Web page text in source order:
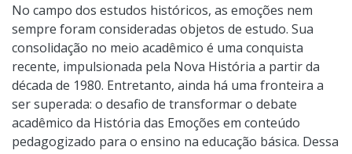
No campo dos estudos históricos, as emoções nem
sempre foram consideradas objetos de estudo. Sua
consolidação no meio acadêmico é uma conquista
recente, impulsionada pela Nova História a partir da
década de 1980. Entretanto, ainda há uma fronteira a
ser superada: o desafio de transformar o debate
acadêmico da História das Emoções em conteúdo
pedagogizado para o ensino na educação básica. Dessa